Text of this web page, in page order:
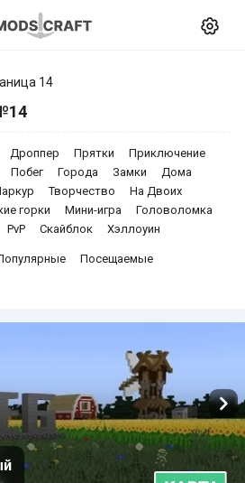
14
Дроппер Прятки
Приключение
Побег Города Замки
Дома
Творчество
На Двоих
горки Мини-игра
Головоломка
PvP Скайблок Хэллоуин
Посещаемые
Карта: Дом сестры (Хоррор)